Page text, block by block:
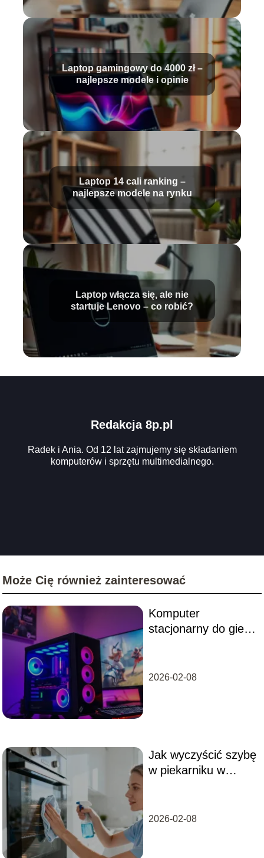
Laptop gamingowy do 4000 zł –
najlepsze modele i opinie
Laptop 14 cali ranking –
najlepsze modele na rynku
Laptop włącza się, ale nie
startuje Lenovo – co robić?
Redakcja 8p.pl
Radek i Ania. Od 12 lat zajmujemy się składaniem
komputerów i sprzętu multimedialnego.
Może Cię również zainteresować
Komputer
stacjonarny do gier
2026-02-08
Jak wyczyścić szybę
w piekarniku w
sposoby
2026-02-08